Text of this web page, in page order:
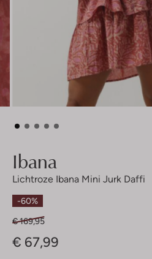
Ibana
Lichtroze Ibana Mini Jurk Daffi
-60%
€ 169,95
€ 67,99